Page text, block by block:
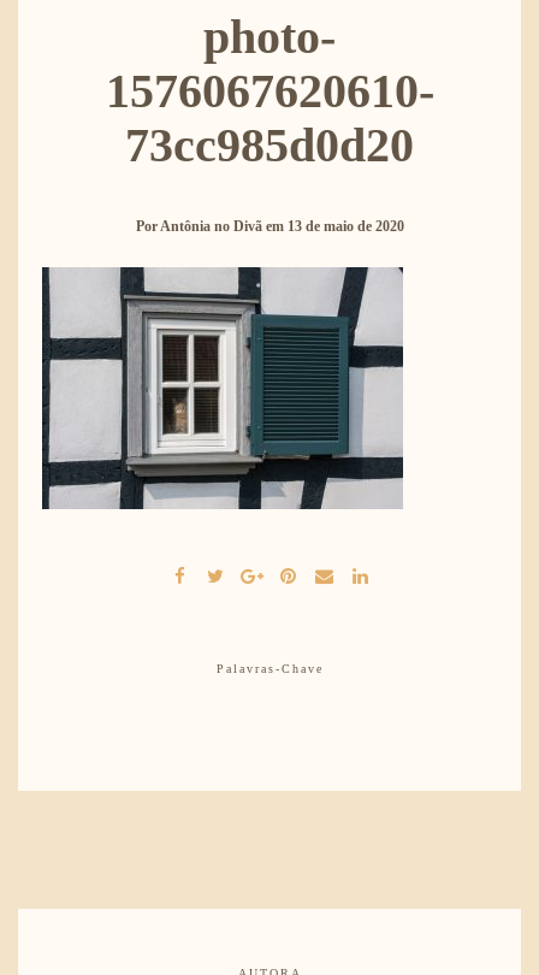
photo-
1576067620610-
73cc985d0d20
PorAntônia no Divã em 13 de maio de 2020
Palavras-Chave